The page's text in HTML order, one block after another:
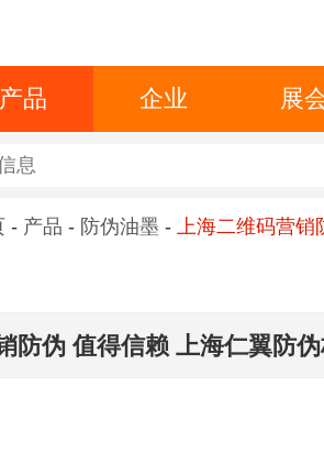
产品 企业 展
- 产品 - 防伪油墨 - 上海二维码营销
防伪 值得信赖 上海仁翼防